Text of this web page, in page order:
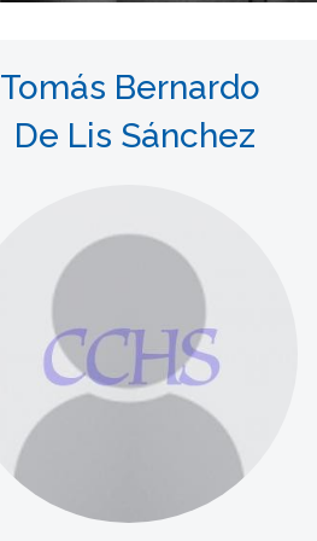
Tomás Bernardo
De Lis Sánchez